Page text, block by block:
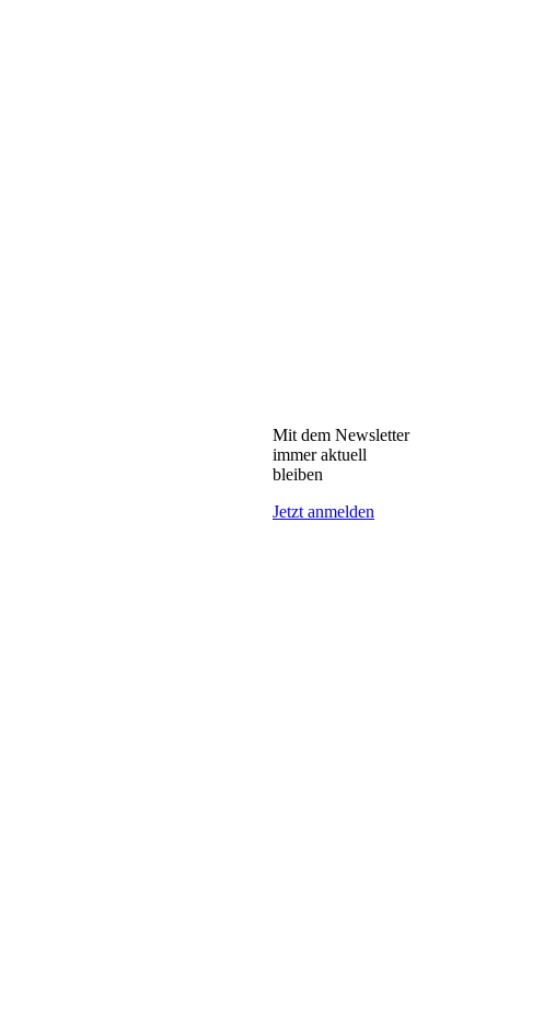
Mit dem Newsletter
immer aktuell
bleiben
Jetzt anmelden